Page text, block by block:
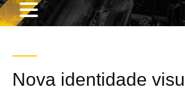
Nova identidade